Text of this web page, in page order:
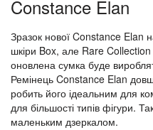
Constance Elan
Зразок нової Constance Elan
шкіри Box, але Rare
оновлена сумка буде
Ремінець Constance Elan
робить його ідеальним для
для більшості типів фігури.
маленьким дзеркалом.